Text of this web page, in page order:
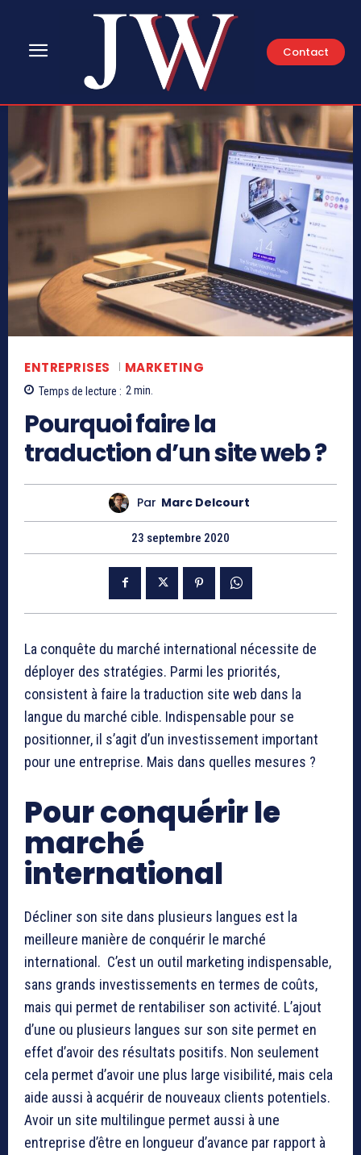
Contact
ENTREPRISES MARKETING
Temps de lecture : 2min.
Pourquoi faire la
traduction d’un site web ?
Par Marc Delcourt
23 septembre 2020
La conquête du marché international nécessite de
déployer des stratégies. Parmi les priorités,
consistent à faire la traduction site web dans la
langue du marché cible. Indispensable pour se
positionner, il s’agit d’un investissement important
pour une entreprise. Mais dans quelles mesures ?
Pour conquérir le
marché
international
Décliner son site dans plusieurs langues est la
meilleure manière de conquérir le marché
international. C’est un outil marketing indispensable,
sans grands investissements en termes de coûts,
mais qui permet de rentabiliser son activité. L’ajout
d’une ou plusieurs langues sur son site permet en
effet d’avoir des résultats positifs. Non seulement
cela permet d’avoir une plus large visibilité, mais cela
aide aussi à acquérir de nouveaux clients potentiels.
Avoir un site multilingue permet aussi à une
entreprise d’être en longueur d’avance par rapport à